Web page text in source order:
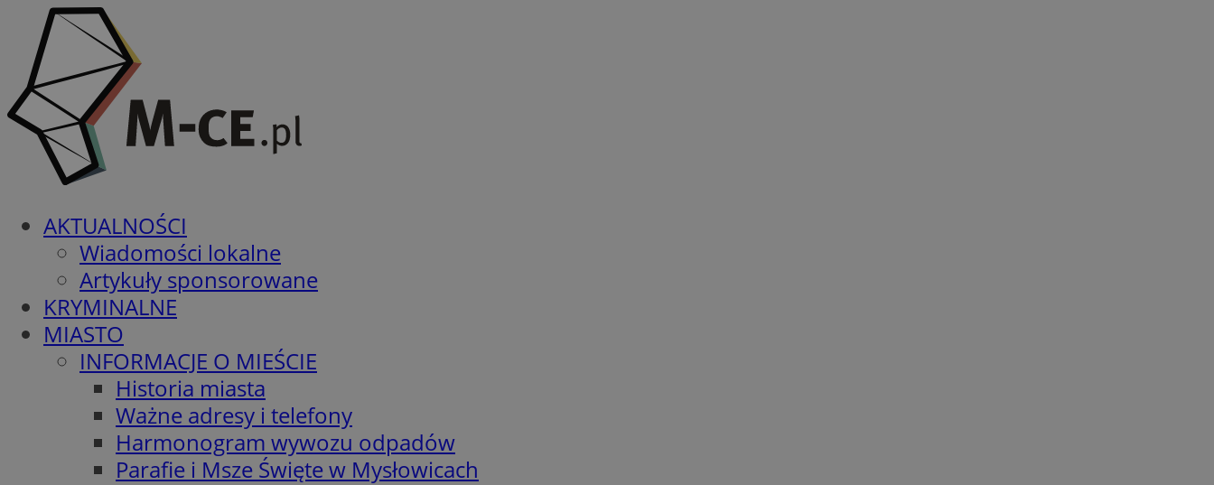
AKTUALNOŚCI
Wiadomości lokalne
Artykuły sponsorowane
KRYMINALNE
MIASTO
INFORMACJE O MIEŚCIE
Historia miasta
Ważne adresy i telefony
Harmonogram wywozu odpadów
Parafie i Msze Święte w Mysłowicach